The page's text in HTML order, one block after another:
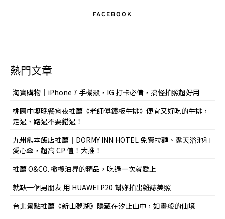
FACEBOOK
熱門文章
淘寶購物｜iPhone 7 手機殼，IG 打卡必備，搞怪拍照超好用
桃園中壢晚餐宵夜推薦《老師傅鐵板牛排》便宜又好吃的牛排，
走過、路過不要錯過！
九州熊本飯店推薦｜DORMY INN HOTEL 免費拉麵、露天浴池和
愛心傘，超高 CP 值！大推！
推薦 O&CO. 橄欖油界的精品，吃過一次就愛上
就缺一個男朋友 用 HUAWEI P20 幫妳拍出雜誌美照
台北景點推薦《新山夢湖》隱藏在汐止山中，如畫般的仙境